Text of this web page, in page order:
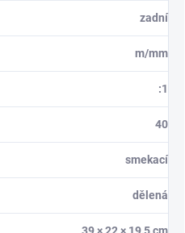
zadní
m/mm
:1
40
smekací
dělená